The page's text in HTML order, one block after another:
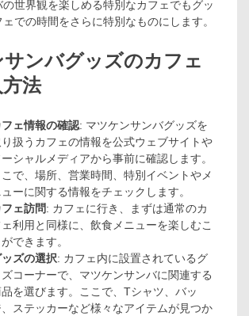
世界観を楽しめる特別なカフェでもグッ
での時間をさらに特別なものにします。
ンバグッズのカフェ
法
フェ情報の確認: マツケンサンバグッズを
扱うカフェの情報を公式ウェブサイトや
ーシャルメディアから事前に確認します。
こで、場所、営業時間、特別イベントやメ
ーに関する情報をチェックします。
ェ訪問: カフェに行き、まずは通常のカ
ェ利用と同様に、飲食メニューを楽しむこ
ができます。
ッズの選択: カフェ内に設置されているグ
ズコーナーで、マツケンサンバに関連する
を選びます。ここで、Tシャツ、バッ
、ステッカーなど様々なアイテムが見つか